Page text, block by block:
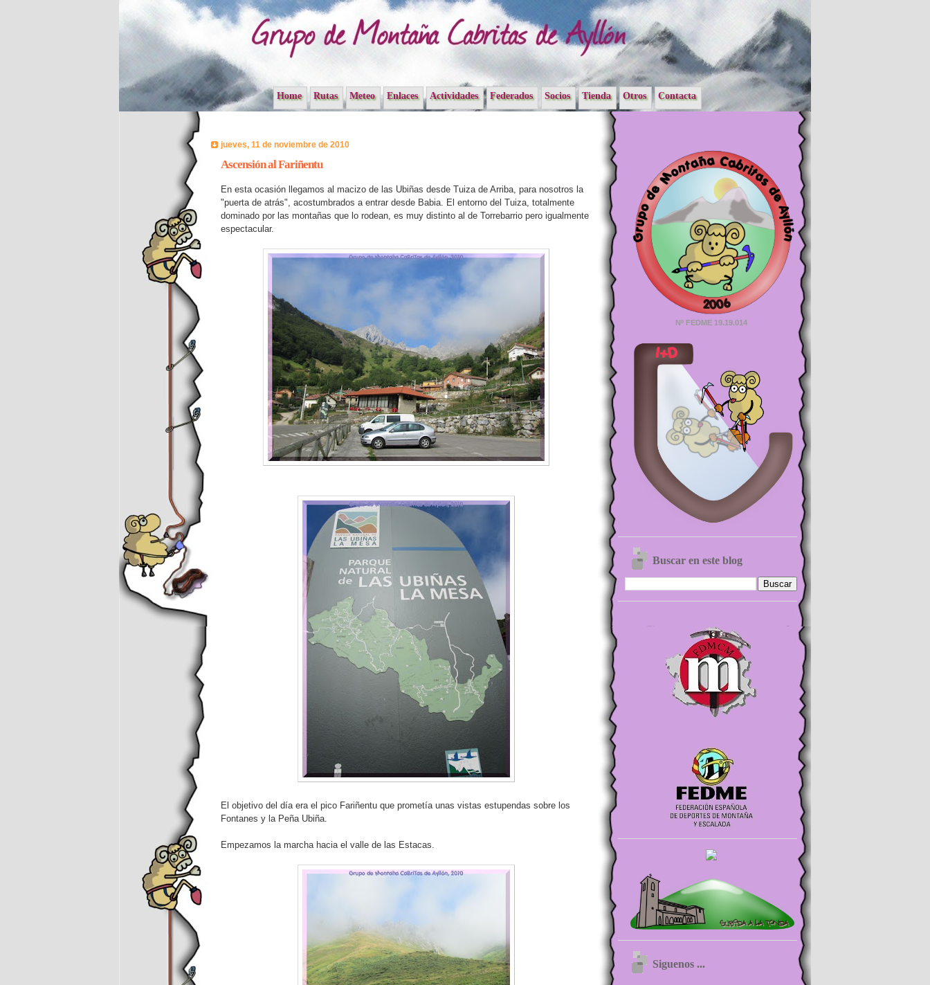
Home Rutas Meteo Enlaces Actividades Federados Socios Tienda Otros Contacta
jueves, 11 de noviembre de 2010
Ascensión al Fariñentu
En esta ocasión llegamos al macizo de las Ubiñas desde Tuiza de Arriba, para nosotros la
"puerta de atrás", acostumbrados a entrar desde Babia. El entorno del Tuiza, totalmente
dominado por las montañas que lo rodean, es muy distinto al de Torrebarrio pero igualmente
espectacular.
El objetivo del día era el pico Fariñentu que prometía unas vistas estupendas sobre los
Fontanes y la Peña Ubiña.
Empezamos la marcha hacia el valle de las Estacas.
Nº FEDME 19.19.014
Buscar en este blog
Siguenos ...